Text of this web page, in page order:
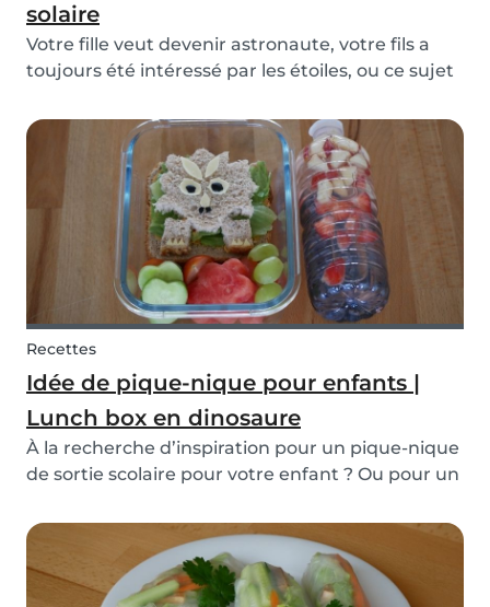
solaire
Votre fille veut devenir astronaute, votre fils a
toujours été intéressé par les étoiles, ou ce sujet
enfants à réviser leurs interros ? Quelle que soit
la raison, cette activité sur le syst...
Recettes
Idée de pique-nique pour enfants |
Lunch box en dinosaure
À la recherche d’inspiration pour un pique-nique
de sortie scolaire pour votre enfant ? Ou pour un
dinosaure saine et rapide à faire sera parfaite
pour un jour de sortie. De plus, elle surprend...